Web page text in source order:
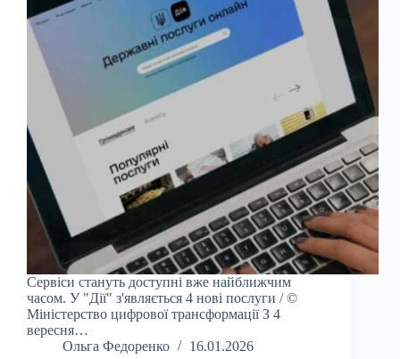
Сервіси стануть доступні вже найближчим
часом. У "Дії" з'являється 4 нові послуги / ©
Міністерство цифрової трансформації З 4
вересня…
Ольга Федоренко
16.01.2026